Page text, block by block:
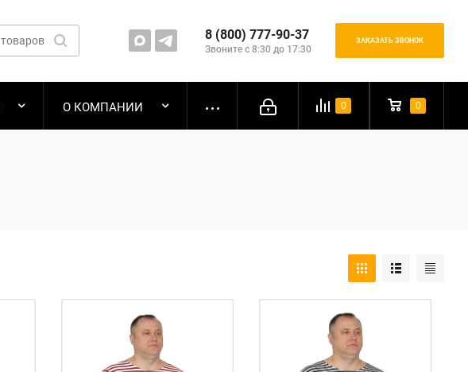
8 (800) 777-90-37
Звоните с 8:30 до 17:30
ЗАКАЗАТЬ ЗВОНОК
0 0
О КОМПАНИИ